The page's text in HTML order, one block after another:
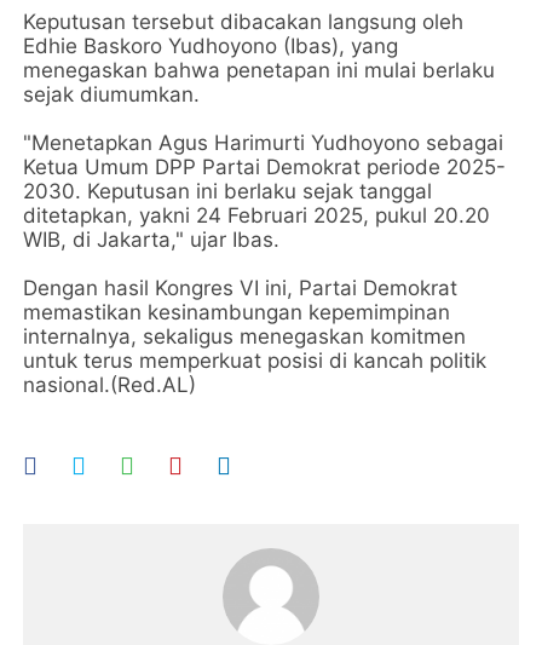
Keputusan tersebut dibacakan langsung oleh
Edhie Baskoro Yudhoyono (Ibas), yang
menegaskan bahwa penetapan ini mulai berlaku
sejak diumumkan.
"Menetapkan Agus Harimurti Yudhoyono sebagai
Ketua Umum DPP Partai Demokrat periode 2025-
2030. Keputusan ini berlaku sejak tanggal
ditetapkan, yakni 24 Februari 2025, pukul 20.20
WIB, di Jakarta," ujar Ibas.
Dengan hasil Kongres VI ini, Partai Demokrat
memastikan kesinambungan kepemimpinan
internalnya, sekaligus menegaskan komitmen
untuk terus memperkuat posisi di kancah politik
nasional.(Red.AL)